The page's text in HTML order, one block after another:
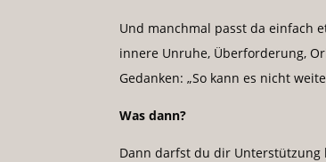
Und manchmal passt da einfach
innere Unruhe, Überforderung,
Gedanken: „So kann es nicht
Was dann?
Dann darfst du dir